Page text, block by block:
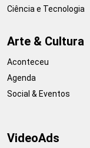
Ciência e Tecnologia
Arte & Cultura
Aconteceu
Agenda
Social & Eventos
VideoAds